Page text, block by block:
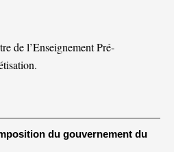
de l’Enseignement Pré-
du gouvernement du